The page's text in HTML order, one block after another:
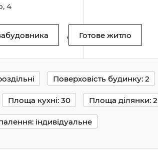
4
, Готове житло
Поверховість будинку: 2
Площа кухні: 30 Площа ділянки: 2
індивідуальне